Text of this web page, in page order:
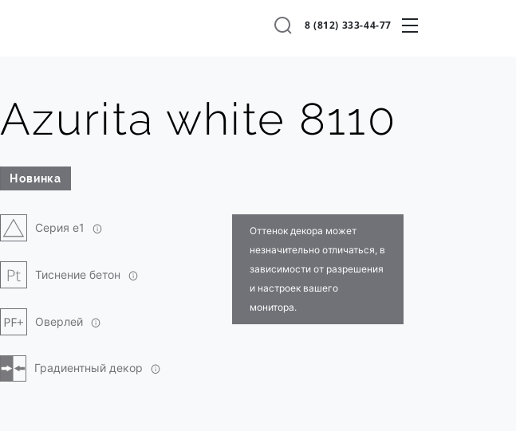
8 (812) 333-44-77
Azurita white 8110
Новинка
Серия e1
Тиснение бетон
Оверлей
Градиентный декор
Оттенок декора может
незначительно отличаться, в
зависимости от разрешения
и настроек вашего
монитора.